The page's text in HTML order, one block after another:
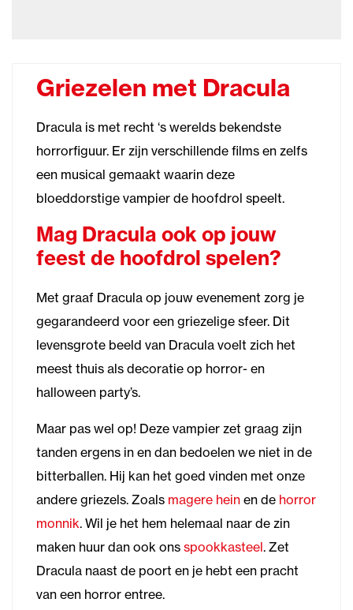
Griezelen met Dracula
Dracula is met recht ‘s werelds bekendste
horrorfiguur. Er zijn verschillende films en zelfs
een musical gemaakt waarin deze
bloeddorstige vampier de hoofdrol speelt.
Mag Dracula ook op jouw
feest de hoofdrol spelen?
Met graaf Dracula op jouw evenement zorg je
gegarandeerd voor een griezelige sfeer. Dit
levensgrote beeld van Dracula voelt zich het
meest thuis als decoratie op horror- en
halloween party’s.
Maar pas wel op! Deze vampier zet graag zijn
tanden ergens in en dan bedoelen we niet in de
bitterballen. Hij kan het goed vinden met onze
andere griezels. Zoals magere hein en de horror
monnik. Wil je het hem helemaal naar de zin
maken huur dan ook ons spookkasteel. Zet
Dracula naast de poort en je hebt een pracht
van een horror entree.